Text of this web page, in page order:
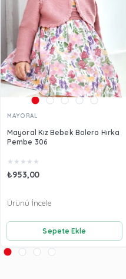
MAYORAL
Mayoral Kız Bebek Bolero Hırka
Pembe 306
★ ★ ★ ★ ★
₺953,00
Sepete Ekle
Ürünü İncele